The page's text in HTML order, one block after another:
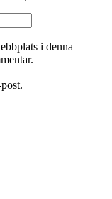
i denna